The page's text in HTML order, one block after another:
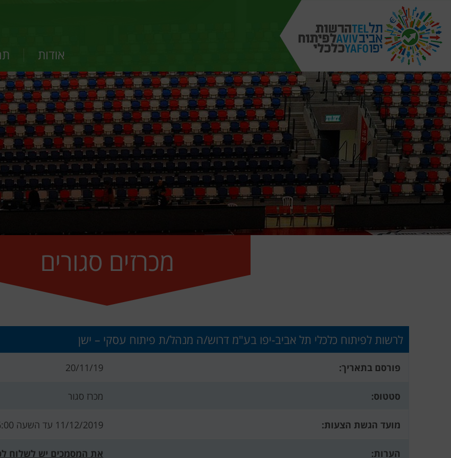
אודות
מכרזים סגורים
לרשות לפיתוח כלכלי תל אביב-יפו בע"מ דרוש/ה מנהל/ת פיתוח עסקי – ישן
פורסם בתאריך: 20/11/19
סטטוס: מכרז סגור
מועד הגשת הצעות: 11/12/2019 עד השעה 16:00
הערות: את המסמכים יש לשלוח